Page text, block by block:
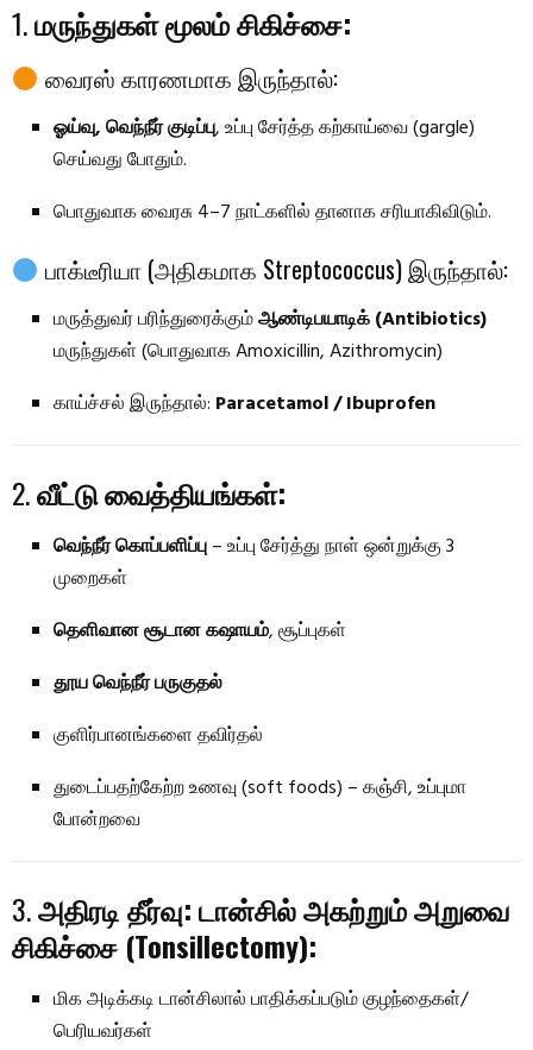
1.மருந்துகள் மூலம் சிகிச்சை:
வைரஸ் காரணமாக இருந்தால்:
ஓய்வு, வெந்நீர் குடிப்பு, உப்பு சேர்த்த கற்காய்வை (gargle)
செய்வது போதும்.
பொதுவாக வைரசு 4–7 நாட்களில் தானாக சரியாகிவிடும்.
பாக்டீரியா (அதிகமாக Streptococcus) இருந்தால்:
மருத்துவர் பரிந்துரைக்கும்ஆண்டிபயாடிக் (Antibiotics)
மருந்துகள் (பொதுவாக Amoxicillin, Azithromycin)
காய்ச்சல் இருந்தால்: Paracetamol / Ibuprofen
2.வீட்டு வைத்தியங்கள்:
வெந்நீர் கொப்பளிப்பு– உப்பு சேர்த்து நாள் ஒன்றுக்கு 3
முறைகள்
தெளிவான சூடான கஷாயம், சூப்புகள்
தூய வெந்நீர் பருகுதல்
குளிர்பானங்களை தவிர்தல்
துடைப்பதற்கேற்ற உணவு (soft foods) – கஞ்சி, உப்புமா
போன்றவை
3.அதிரடி தீர்வு: டான்சில் அகற்றும் அறுவை
சிகிச்சை (Tonsillectomy):
மிக அடிக்கடி டான்சிலால் பாதிக்கப்படும் குழந்தைகள்/
பெரியவர்கள்